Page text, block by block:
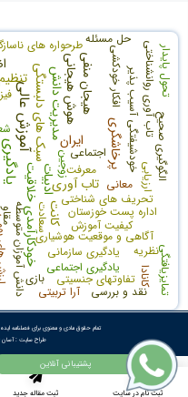
یادگیری
آموزش عالیسبک های دلبستگیمدیریت دانش
ادبیات
کانت
ایران
تاب آوری
هوش هیجانی
خودکارآمدی خلاقیت
هیجان منفی
پرخاشگری
طرحواره های
زوجین خودشیفتگی آسیب پذیر
تحریف های شناختی
تاب آوری روانشناختی
آگاهی و موقعیت هوشیاری دانش آموزان متوسطه
الگوگیری صحیح
اداره پست خوزستان
افکار خودکشی تحول پایدار
یادگیری سازمانی
یادگیری اجتماعی
تفاوتهای جنسیتی
کیفیت آموزش
اجتماعی
تمایزیافتگی
ارزیابی
بازی
نقد و بررسی آرا تربیتی
معرفت
معانی
نظریه
سعادت
حل مسئله
کانادا
تمام حقوق مادی و معنوی برای فصلنامه
طراح سایت :آسان
ثبت نام در سایت ثبت مقاله جدید